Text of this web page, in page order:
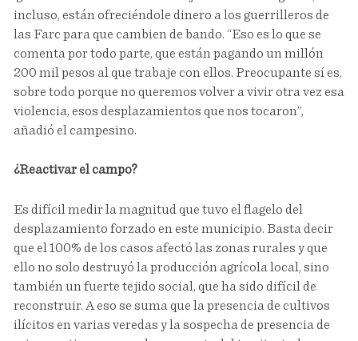
incluso, están ofreciéndole dinero a los guerrilleros de
las Farc para que cambien de bando. “Eso es lo que se
comenta por todo parte, que están pagando un millón
200 mil pesos al que trabaje con ellos. Preocupante sí es,
sobre todo porque no queremos volver a vivir otra vez esa
violencia, esos desplazamientos que nos tocaron”,
añadió el campesino.
¿Reactivar el campo?
Es difícil medir la magnitud que tuvo el flagelo del
desplazamiento forzado en este municipio. Basta decir
que el 100% de los casos afectó las zonas rurales y que
ello no solo destruyó la producción agrícola local, sino
también un fuerte tejido social, que ha sido difícil de
reconstruir. A eso se suma que la presencia de cultivos
ilícitos en varias veredas y la sospecha de presencia de